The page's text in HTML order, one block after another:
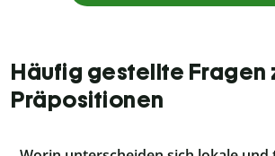
Häufig gestellte Fragen
Präpositionen